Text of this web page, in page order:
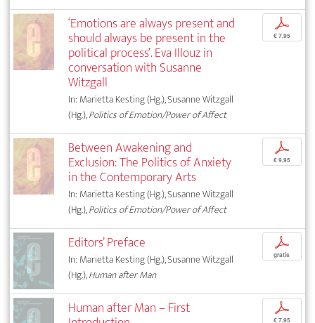
‘Emotions are always present and
should always be present in the
political process’. Eva Illouz in
conversation with Susanne
Witzgall
In: Marietta Kesting (Hg.), Susanne Witzgall
(Hg.),Politics of Emotion/Power of Affect
p
€ 7,95
Between Awakening and
Exclusion: The Politics of Anxiety
in the Contemporary Arts
In: Marietta Kesting (Hg.), Susanne Witzgall
(Hg.),Politics of Emotion/Power of Affect
p
€ 9,95
Editors’ Preface
In: Marietta Kesting (Hg.), Susanne Witzgall
(Hg.),Human after Man
p
gratis
Human after Man – First p
€ 7,95